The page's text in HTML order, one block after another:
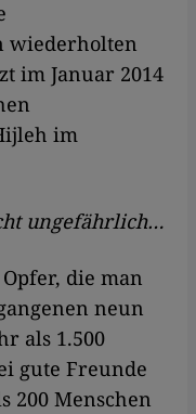
wiederholten
im Januar 2014
im
ungefährlich…
die man
neun
als 1.500
gute Freunde
200 Menschen